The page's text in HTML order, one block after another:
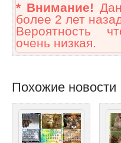
* Внимание!
более 2 лет
Вероятность
очень низкая.
Похожие новости